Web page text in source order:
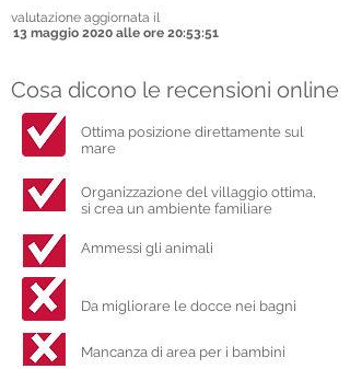
valutazione aggiornata il
13 maggio 2020 alle ore 20:53:51
Cosa dicono le recensioni online
Ottima posizione direttamente sul
mare
Organizzazione del villaggio ottima,
si crea un ambiente familiare
Ammessi gli animali
Da migliorare le docce nei bagni
Mancanza di area per i bambini